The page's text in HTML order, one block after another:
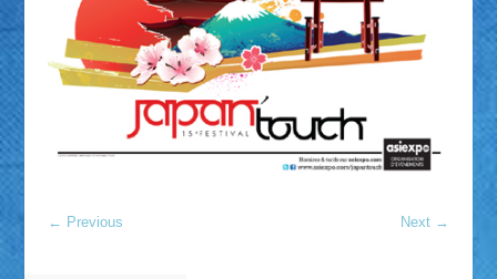
← Previous Next →